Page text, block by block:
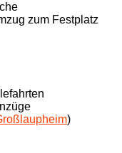
zum Festplatz
)